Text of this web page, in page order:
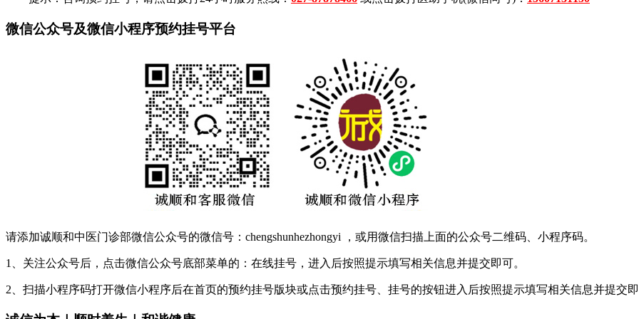
微信公众号及微信小程序预约挂号平台
请添加诚顺和中医门诊部微信公众号的微信号：chengshunhezhongyi ，或用微信扫描上面的公众号二维码、小程序码。
1、关注公众号后，点击微信公众号底部菜单的：在线挂号，进入后按照提示填写相关信息并提交即可。
2、扫描小程序码打开微信小程序后在首页的预约挂号版块或点击预约挂号、挂号的按钮进入后按照提示填写相关信息并提交